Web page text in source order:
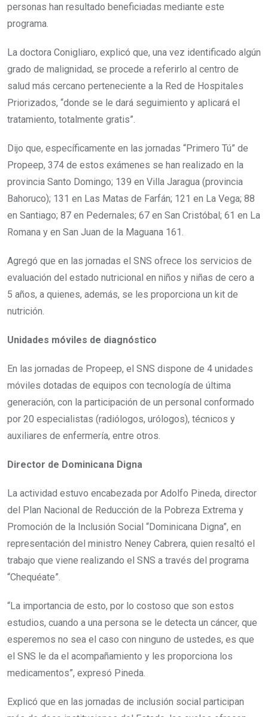
personas han resultado beneficiadas mediante este
programa.
La doctora Conigliaro, explicó que, una vez identificado algún
grado de malignidad, se procede a referirlo al centro de
salud más cercano perteneciente a la Red de Hospitales
Priorizados, “donde se le dará seguimiento y aplicará el
tratamiento, totalmente gratis”.
Dijo que, específicamente en las jornadas “Primero Tú” de
Propeep, 374 de estos exámenes se han realizado en la
provincia Santo Domingo; 139 en Villa Jaragua (provincia
Bahoruco); 131 en Las Matas de Farfán; 121 en La Vega; 88
en Santiago; 87 en Pedernales; 67 en San Cristóbal; 61 en La
Romana y en San Juan de la Maguana 161.
Agregó que en las jornadas el SNS ofrece los servicios de
evaluación del estado nutricional en niños y niñas de cero a
5 años, a quienes, además, se les proporciona un kit de
nutrición.
Unidades móviles de diagnóstico
En las jornadas de Propeep, el SNS dispone de 4 unidades
móviles dotadas de equipos con tecnología de última
generación, con la participación de un personal conformado
por 20 especialistas (radiólogos, urólogos), técnicos y
auxiliares de enfermería, entre otros.
Director de Dominicana Digna
La actividad estuvo encabezada por Adolfo Pineda, director
del Plan Nacional de Reducción de la Pobreza Extrema y
Promoción de la Inclusión Social “Dominicana Digna”, en
representación del ministro Neney Cabrera, quien resaltó el
trabajo que viene realizando el SNS a través del programa
“Chequéate”.
“La importancia de esto, por lo costoso que son estos
estudios, cuando a una persona se le detecta un cáncer, que
esperemos no sea el caso con ninguno de ustedes, es que
el SNS le da el acompañamiento y les proporciona los
medicamentos”, expresó Pineda.
Explicó que en las jornadas de inclusión social participan